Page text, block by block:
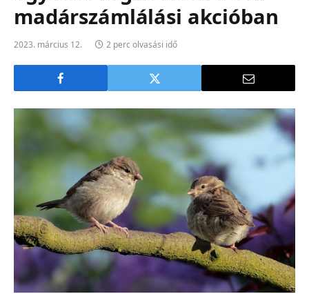
madárszámlálási akcióban
2023. március 12. 2 perc olvasási idő